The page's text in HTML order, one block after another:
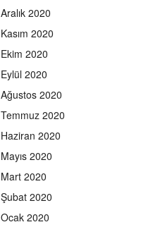
Aralık 2020
Kasım 2020
Ekim 2020
Eylül 2020
Ağustos 2020
Temmuz 2020
Haziran 2020
Mayıs 2020
Mart 2020
Şubat 2020
Ocak 2020